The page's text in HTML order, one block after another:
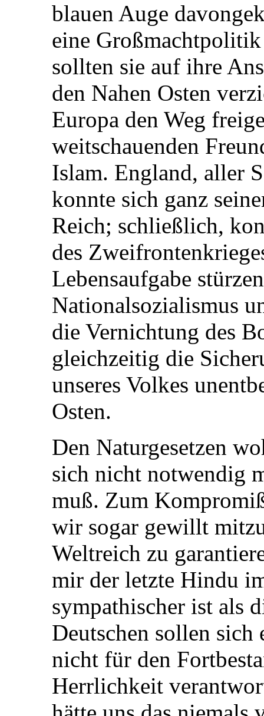
blauen Auge
eine
sollten sie auf ihre
den Nahen Osten
Europa den Weg
weitschauenden
Islam. England, aller
konnte sich ganz
Reich; schließlich,
des
Lebensaufgabe
Nationalsozialismus
die Vernichtung des
gleichzeitig die
unseres Volkes
Osten.
Den Naturgesetzen
sich nicht notwendig
muß. Zum
wir sogar gewillt
Weltreich zu
mir der letzte Hindu
sympathischer ist als
Deutschen sollen
nicht für den
Herrlichkeit